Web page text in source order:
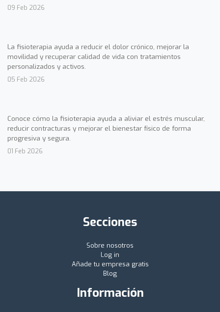
09 Feb 2026
La fisioterapia ayuda a reducir el dolor crónico, mejorar la
movilidad y recuperar calidad de vida con tratamientos
personalizados y activos.
05 Feb 2026
Conoce cómo la fisioterapia ayuda a aliviar el estrés muscular,
reducir contracturas y mejorar el bienestar físico de forma
progresiva y segura.
01 Feb 2026
Secciones
Sobre nosotros
Log in
Añade tu empresa gratis
Blog
Información